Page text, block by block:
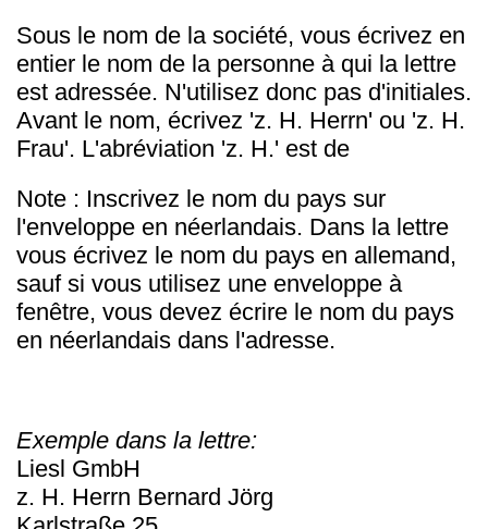
Sous le nom de la société, vous écrivez en
entier le nom de la personne à qui la lettre
est adressée. N'utilisez donc pas d'initiales.
Avant le nom, écrivez 'z. H. Herrn' ou 'z. H.
Frau'. L'abréviation 'z. H.' est de
Note : Inscrivez le nom du pays sur
l'enveloppe en néerlandais. Dans la lettre
vous écrivez le nom du pays en allemand,
sauf si vous utilisez une enveloppe à
fenêtre, vous devez écrire le nom du pays
en néerlandais dans l'adresse.
Exemple dans la lettre:
Liesl GmbH
z. H. Herrn Bernard Jörg